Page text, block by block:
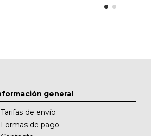
general
Tarifas de envío
Formas de pago